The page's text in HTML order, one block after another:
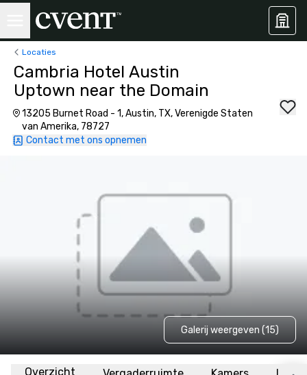
Locaties
Cambria Hotel Austin
Uptown near the Domain
13205 Burnet Road - 1, Austin, TX, Verenigde Staten
van Amerika, 78727
Contact met ons opnemen
Galerij weergeven (15)
Overzicht